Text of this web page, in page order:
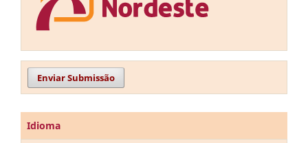
Enviar Submissão
Idioma